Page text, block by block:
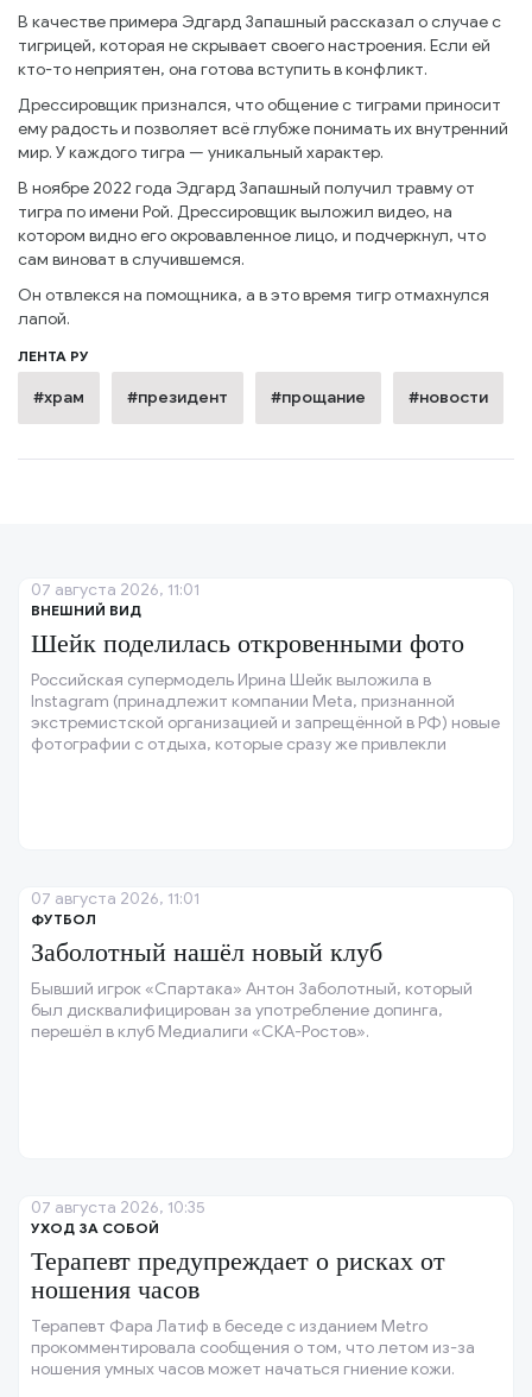
В качестве примера Эдгард Запашный рассказал о случае с
тигрицей, которая не скрывает своего настроения. Если ей
кто-то неприятен, она готова вступить в конфликт.
Дрессировщик признался, что общение с тиграми приносит
ему радость и позволяет всё глубже понимать их внутренний
мир. У каждого тигра — уникальный характер.
В ноябре 2022 года Эдгард Запашный получил травму от
тигра по имени Рой. Дрессировщик выложил видео, на
котором видно его окровавленное лицо, и подчеркнул, что
сам виноват в случившемся.
Он отвлекся на помощника, а в это время тигр отмахнулся
лапой.
ЛЕНТА РУ
#храм #президент #прощание #новости
ВНЕШНИЙ ВИД
Шейк поделилась откровенными фото
Российская супермодель Ирина Шейк выложила в
Instagram (принадлежит компании Meta, признанной
экстремистской организацией и запрещённой в РФ) новые
фотографии с отдыха, которые сразу же привлекли
07 августа 2026, 11:01
ФУТБОЛ
Заболотный нашёл новый клуб
Бывший игрок «Спартака» Антон Заболотный, который
был дисквалифицирован за употребление допинга,
перешёл в клуб Медиалиги «СКА-Ростов».
07 августа 2026, 11:01
УХОД ЗА СОБОЙ
Терапевт предупреждает о рисках от
ношения часов
Терапевт Фара Латиф в беседе с изданием Metro
прокомментировала сообщения о том, что летом из-за
ношения умных часов может начаться гниение кожи.
07 августа 2026, 10:35